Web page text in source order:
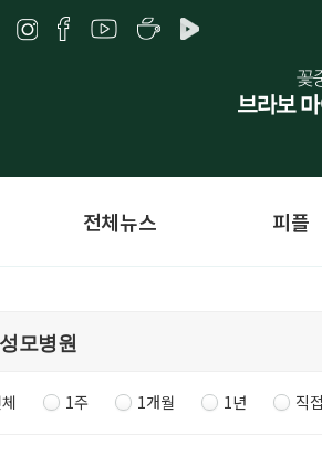
전체뉴스 피플
1주 1개월 1년 직